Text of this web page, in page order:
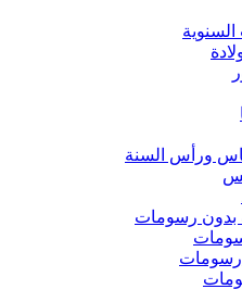
السنوية
ورأس السنة
بدون رسومات
رسومات